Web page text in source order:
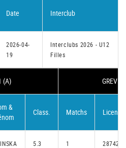
Date Interclub
2026-04-
19
Interclubs 2026 - U12
Filles
(A)
&
Class. Matchs Licence
5.3 1 28742